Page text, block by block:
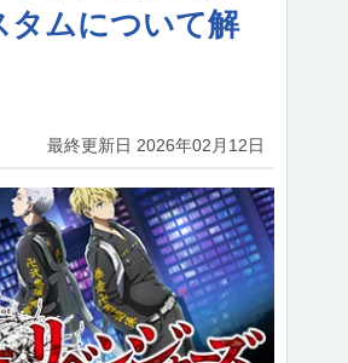
タムについて解
最終更新日 2026年02月12日